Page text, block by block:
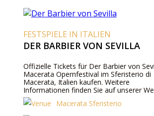
FESTSPIELE IN ITALIEN
DER BARBIER VON SEVILLA
Offizielle Tickets für Der Barbier von
Macerata Opernfestival im Sferisterio di
Macerata, Italien kaufen. Weitere
Informationen finden Sie auf unserer
Macerata Sferisterio